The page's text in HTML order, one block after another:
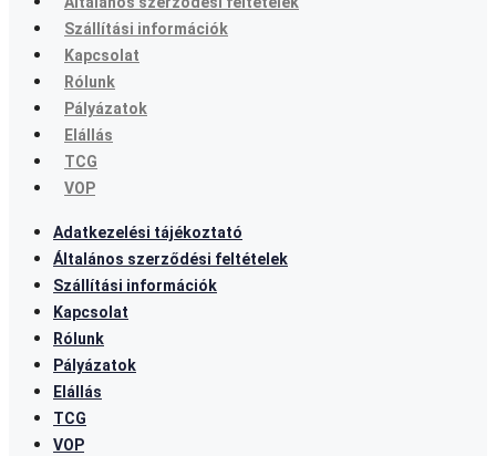
Szállítási információk
Kapcsolat
Rólunk
Pályázatok
Elállás
TCG
VOP
Adatkezelési tájékoztató
Általános szerződési feltételek
Szállítási információk
Kapcsolat
Rólunk
Pályázatok
Elállás
TCG
VOP